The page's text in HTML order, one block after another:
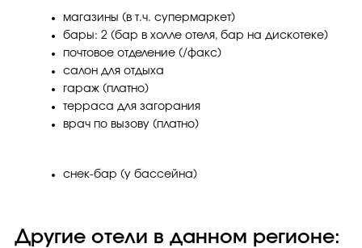
магазины (в т.ч. супермаркет)
бары: 2 (бар в холле отеля, бар на дискотеке)
почтовое отделение (/факс)
салон для отдыха
гараж (платно)
терраса для загорания
врач по вызову (платно)
снек-бар (у бассейна)
Другие отели в данном регионе: